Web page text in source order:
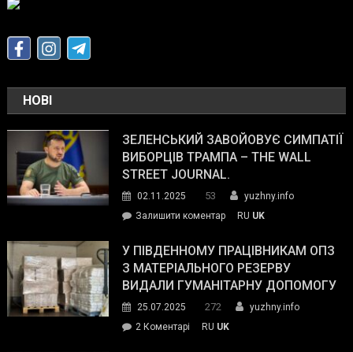
НОВІ
ЗЕЛЕНСЬКИЙ ЗАВОЙОВУЄ СИМПАТІЇ
ВИБОРЦІВ ТРАМПА – THE WALL
STREET JOURNAL.
02.11.2025 53
yuzhny.info
Залишити коментарon
завойовує
симпатії
виборців
The
RU UK
У ПІВДЕННОМУ ПРАЦІВНИКАМ ОПЗ
З МАТЕРІАЛЬНОГО РЕЗЕРВУ
ВИДАЛИ ГУМАНІТАРНУ ДОПОМОГУ
25.07.2025 272
yuzhny.info
2 Коментарі
RU UK